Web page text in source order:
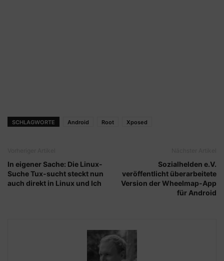
SCHLAGWORTE Android Root Xposed
In eigener Sache: Die Linux-
Suche Tux-sucht steckt nun
auch direkt in Linux und Ich
Sozialhelden e.V.
veröffentlicht überarbeitete
Version der Wheelmap-App
für Android